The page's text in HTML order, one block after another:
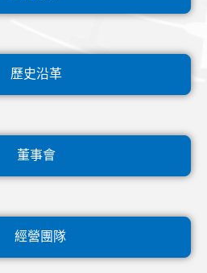
歷史沿革
董事會
經營團隊